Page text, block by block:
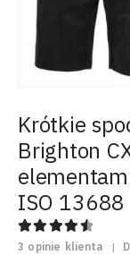
Krótkie
Brighton
ISO 13688
4.67out of
3 opinie klienta |